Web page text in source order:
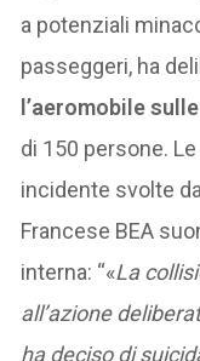
a potenziali
passeggeri, ha
l’aeromobile
di 150 persone.
incidente svolte
Francese BEA
interna: “«La
all’azione
ha deciso di